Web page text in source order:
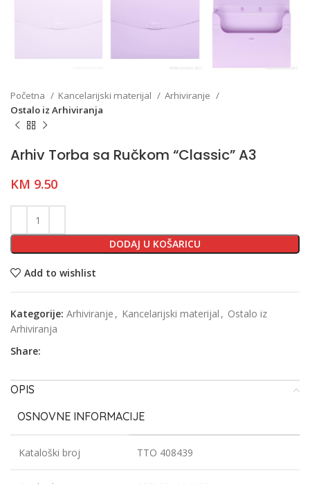
Početna Kancelarijski materijal
Arhiviranje
Ostalo iz Arhiviranja
Arhiv Torba sa Ručkom “Classic” A3
KM 9.50
DODAJ U KOŠARICU
Add to wishlist
Kategorije: Arhiviranje , Kancelarijski materijal , Ostalo iz
Arhiviranja
Share:
OPIS
OSNOVNE INFORMACIJE
Kataloški broj TTO 408439